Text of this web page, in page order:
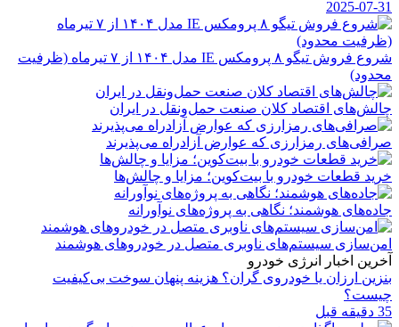
2025-07-31
شروع فروش تیگو ۸ پرومکس IE مدل ۱۴۰۴ از ۷ تیرماه (ظرفیت
محدود)
چالش‌های اقتصاد کلان صنعت حمل‌ونقل در ایران
صرافی‌های رمزارزی که عوارض آزادراه می‌پذیرند
خرید قطعات خودرو با بیت‌کوین؛ مزایا و چالش‌ها
جاده‌های هوشمند؛ نگاهی به پروژه‌های نوآورانه
امن‌سازی سیستم‌های ناوبری متصل در خودروهای هوشمند
آخرین اخبار انرژی خودرو
بنزین ارزان یا خودروی گران؟ هزینه پنهان سوخت بی‌کیفیت
چیست؟
35 دقیقه قبل